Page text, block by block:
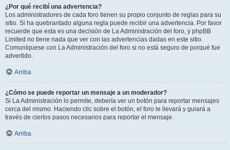
¿Por qué recibí una advertencia?
Los administradores de cada foro tienen su propio conjunto de reglas para su
sitio. Si ha quebrantado alguna regla puede recibir una advertencia. Por favor
recuerde que esta es una decisión de La Administración del foro, y phpBB
Limited no tiene nada que ver con las advertencias dadas en este sitio.
Comuníquese con La Administración del foro si no está seguro de porqué fue
advertido.
Arriba
¿Cómo se puede reportar un mensaje a un moderador?
Si La Administración lo permite, debería ver un botón para reportar mensajes
cerca del mismo. Haciendo clic sobre el botón, el foro le llevará y guiará a
través de ciertos pasos necesarios para reportar el mensaje.
Arriba